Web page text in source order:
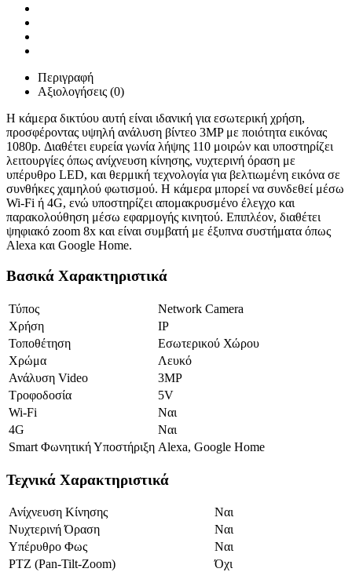
Περιγραφή
Αξιολογήσεις (0)
Η κάμερα δικτύου αυτή είναι ιδανική για εσωτερική χρήση,
προσφέροντας υψηλή ανάλυση βίντεο 3MP με ποιότητα εικόνας
1080p. Διαθέτει ευρεία γωνία λήψης 110 μοιρών και υποστηρίζει
λειτουργίες όπως ανίχνευση κίνησης, νυχτερινή όραση με
υπέρυθρο LED, και θερμική τεχνολογία για βελτιωμένη εικόνα σε
συνθήκες χαμηλού φωτισμού. Η κάμερα μπορεί να συνδεθεί μέσω
Wi-Fi ή 4G, ενώ υποστηρίζει απομακρυσμένο έλεγχο και
παρακολούθηση μέσω εφαρμογής κινητού. Επιπλέον, διαθέτει
ψηφιακό zoom 8x και είναι συμβατή με έξυπνα συστήματα όπως
Alexa και Google Home.
Βασικά Χαρακτηριστικά
Τύπος
Network Camera
Χρήση
IP
Τοποθέτηση
Εσωτερικού Χώρου
Χρώμα
Λευκό
Ανάλυση Video
3MP
Τροφοδοσία
5V
Wi-Fi
Ναι
4G
Ναι
Smart Φωνητική Υποστήριξη Alexa, Google Home
Τεχνικά Χαρακτηριστικά
Ανίχνευση Κίνησης
Ναι
Νυχτερινή Όραση
Ναι
Υπέρυθρο Φως
Ναι
PTZ (Pan-Tilt-Zoom)
Όχι